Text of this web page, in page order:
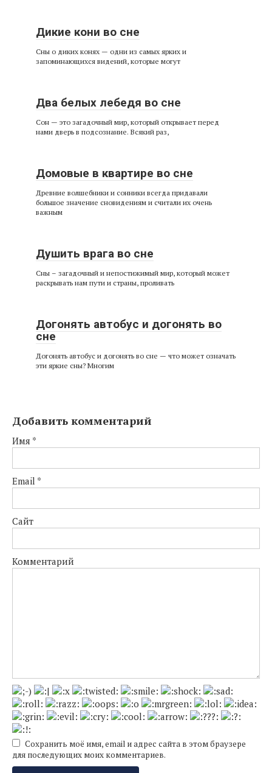
Дикие кони во сне
Сны о диких конях — одни из самых ярких и
запоминающихся видений, которые могут
Два белых лебедя во сне
Сон — это загадочный мир, который открывает перед
нами дверь в подсознание. Всякий раз,
Домовые в квартире во сне
Древние волшебники и сонники всегда придавали
большое значение сновидениям и считали их очень
важным
Душить врага во сне
Сны – загадочный и непостижимый мир, который может
раскрывать нам пути и страны, проливать
Догонять автобус и догонять во
сне
Догонять автобус и догонять во сне — что может означать
эти яркие сны? Многим
Добавить комментарий
Имя *
Email *
Сайт
Комментарий
Сохранить моё имя, email и адрес сайта в этом браузере
для последующих моих комментариев.